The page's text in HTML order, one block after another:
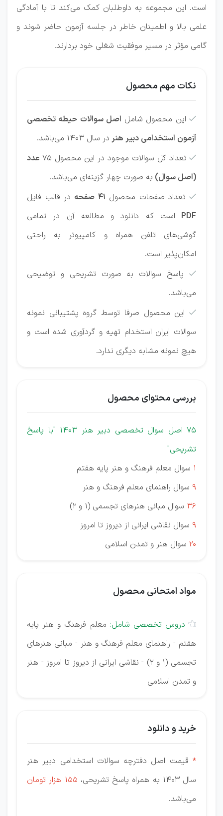
است. این مجموعه به داوطلبان کمک می‌کند تا با آمادگی
علمی بالا و اطمینان خاطر در جلسه آزمون حاضر شوند و
گامی مؤثر در مسیر موفقیت شغلی خود بردارند.
نکات مهم محصول
 این محصول شامل اصل سوالات حیطه تخصصی
آزمون‌ استخدامی دبیر هنر در سال‌ 1403 می‌باشد.
 تعداد کل سوالات موجود در این محصول 75
عدد
(اصل سوال) به صورت چهار گزینه‌ای می‌باشد.
 تعداد صفحات محصول 41 صفحه
در قالب فایل
PDF است که دانلود و مطالعه آن در تمامی
گوشی‌های تلفن همراه و کامپیوتر به راحتی
امکان‌پذیر است.

پاسخ سوالات به صورت تشریحی و توضیحی
می‌باشد.

این محصول صرفا توسط گروه پشتیبانی نمونه
سوالات ایران استخدام تهیه و گردآوری شده است و
هیچ نمونه مشابه دیگری ندارد.
بررسی محتوای محصول
75 اصل سوال تخصصی دبیر هنر 1403
"با پاسخ
تشریحی"
1 سوال معلم فرهنگ و هنر پایه هفتم
9 سوال راهنمای معلم فرهنگ و هنر
36 سوال مبانی هنرهای تجسمی (1 و 2)
9 سوال نقاشی ایرانی از دیروز تا امروز
20 سوال هنر و تمدن اسلامی
مواد امتحانی محصول
 دروس تخصصی شامل: معلم فرهنگ و هنر پایه
هفتم - راهنمای معلم فرهنگ و هنر - مبانی هنرهای
تجسمی (1 و 2) - نقاشی ایرانی از دیروز تا امروز - هنر
و تمدن اسلامی
خرید و دانلود
* قیمت اصل دفترچه سوالات استخدامی دبیر هنر
سال ۱۴۰۳ به همراه پاسخ تشریحی،
155 هزار تومان
می‌باشد.